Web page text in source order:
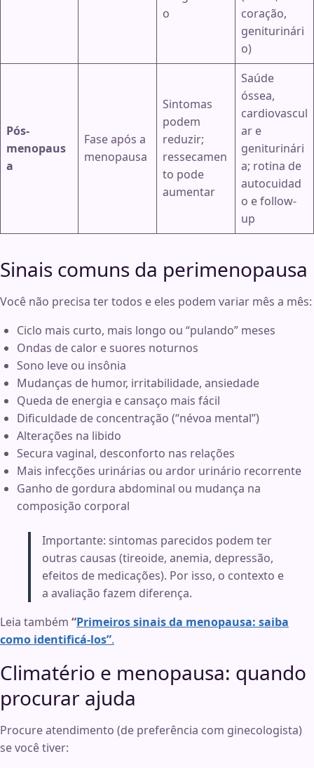
o
coração,
geniturinári
o)
Pós-
menopaus
a
Fase após a
menopausa
Sintomas
podem
reduzir;
ressecamen
to pode
aumentar
Saúde
óssea,
cardiovascul
ar e
geniturinári
a; rotina de
autocuidad
o e follow-
up
Sinais comuns da perimenopausa
Você não precisa ter todos e eles podem variar mês a mês:
Ciclo mais curto, mais longo ou “pulando” meses
Ondas de calor e suores noturnos
Sono leve ou insônia
Mudanças de humor, irritabilidade, ansiedade
Queda de energia e cansaço mais fácil
Dificuldade de concentração (“névoa mental”)
Alterações na libido
Secura vaginal, desconforto nas relações
Mais infecções urinárias ou ardor urinário recorrente
Ganho de gordura abdominal ou mudança na
composição corporal
Importante: sintomas parecidos podem ter
outras causas (tireoide, anemia, depressão,
efeitos de medicações). Por isso, o contexto e
a avaliação fazem diferença.
Leia também “Primeiros sinais da menopausa: saiba
como identificá-los”.
Climatério e menopausa: quando
procurar ajuda
Procure atendimento (de preferência com ginecologista)
se você tiver: